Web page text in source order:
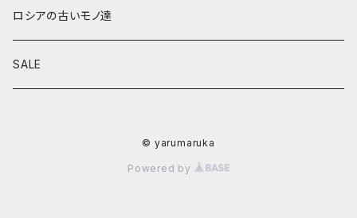
カラクリおもちゃ
キーホルダー他
お祝い封筒
カード類
ロシアの古いモノ達
SALE
© yarumaruka
Powered by